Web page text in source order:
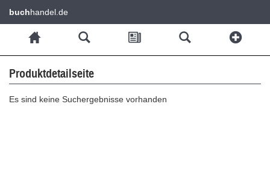
buchhandel.de
Produktdetailseite
Es sind keine Suchergebnisse vorhanden